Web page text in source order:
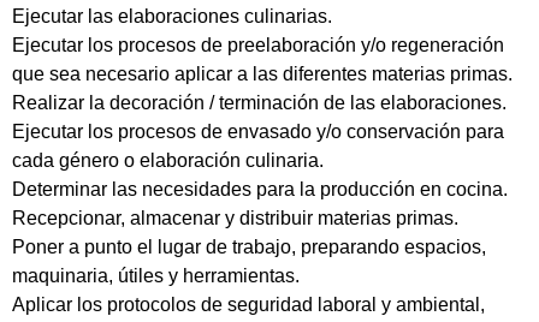
Ejecutar las elaboraciones culinarias.
Ejecutar los procesos de preelaboración y/o regeneración
que sea necesario aplicar a las diferentes materias primas.
Realizar la decoración / terminación de las elaboraciones.
Ejecutar los procesos de envasado y/o conservación para
cada género o elaboración culinaria.
Determinar las necesidades para la producción en cocina.
Recepcionar, almacenar y distribuir materias primas.
Poner a punto el lugar de trabajo, preparando espacios,
maquinaria, útiles y herramientas.
Aplicar los protocolos de seguridad laboral y ambiental,